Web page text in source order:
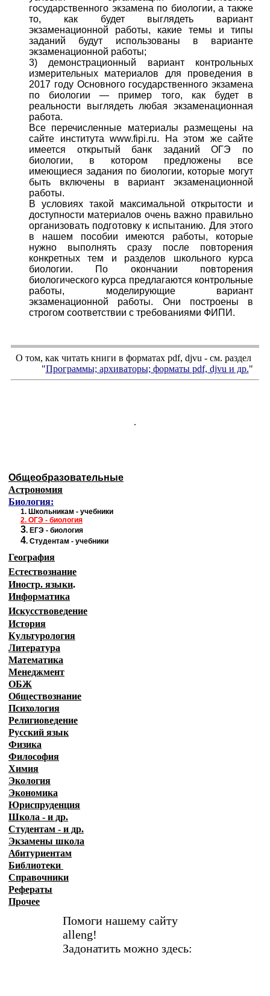
государственного экзамена по биологии, а также
то, как будет выглядеть вариант
экзаменационной работы, какие темы и типы
заданий будут использованы в варианте
экзаменационной работы;
3) демонстрационный вариант контрольных
измерительных материалов для проведения в
2017 году Основного государственного экзамена
по биологии — пример того, как будет в
реальности выглядеть любая экзаменационная
работа.
Все перечисленные материалы размещены на
сайте института www.fipi.ru. На этом же сайте
имеется открытый банк заданий ОГЭ по
биологии, в котором предложены все
имеющиеся задания по биологии, которые могут
быть включены в вариант экзаменационной
работы.
В условиях такой максимальной открытости и
доступности материалов очень важно правильно
организовать подготовку к испытанию. Для этого
в нашем пособии имеются работы, которые
нужно выполнять сразу после повторения
конкретных тем и разделов школьного курса
биологии. По окончании повторения
биологического курса предлагаются контрольные
работы, моделирующие вариант
экзаменационной работы. Они построены в
строгом соответствии с требованиями ФИПИ.
О том, как читать книги в форматах pdf, djvu - см. раздел
"Программы; архиваторы; форматы pdf, djvu и др."
.
Общеобразовательные
Астрономия
Биология:
1. Школьникам - учебники
2. ОГЭ - биология
3. ЕГЭ - биология
4. Студентам - учебники
География
Естествознание
Иностр. языки.
Информатика
Искусствоведение
История
Культурология
Литература
Математика
Менеджмент
ОБЖ
Обществознание
Психология
Религиоведение
Русский язык
Физика
Философия
Химия
Экология
Экономика
Юриспруденция
Школа - и др.
Студентам - и др.
Экзамены школа
Абитуриентам
Библиотеки
Справочники
Рефераты
Прочее
Помоги нашему сайту
alleng!
Задонатить можно здесь: